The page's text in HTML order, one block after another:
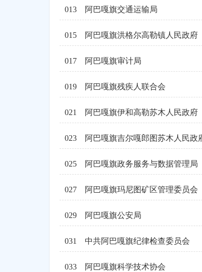
013 阿巴嘎旗交通运输局
015 阿巴嘎旗洪格尔高勒镇人民政府
017 阿巴嘎旗审计局
019 阿巴嘎旗残疾人联合会
021 阿巴嘎旗伊和高勒苏木人民政府
023 阿巴嘎旗吉尔嘎郎图苏木人民政
025 阿巴嘎旗政务服务与数据管理局
027 阿巴嘎旗玛尼图矿区管理委员会
029 阿巴嘎旗公安局
031 中共阿巴嘎旗纪律检查委员会
033 阿巴嘎旗科学技术协会